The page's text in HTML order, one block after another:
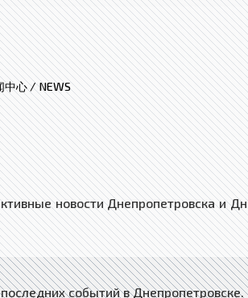
心 / NEWS
новости Днепропетровска и
событий в Днепропетровске.